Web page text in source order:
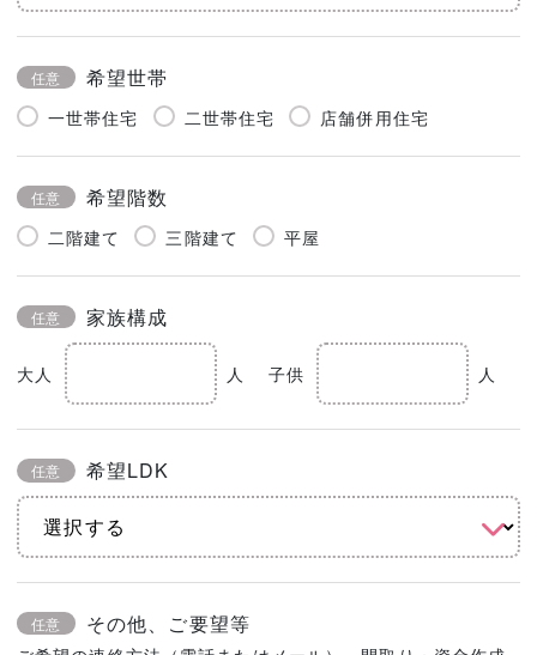
任意 希望世帯
一世帯住宅 二世帯住宅 店舗併用住宅
任意 希望階数
二階建て 三階建て 平屋
任意 家族構成
大人 人 子供 人
任意 希望LDK
任意 その他、ご要望等